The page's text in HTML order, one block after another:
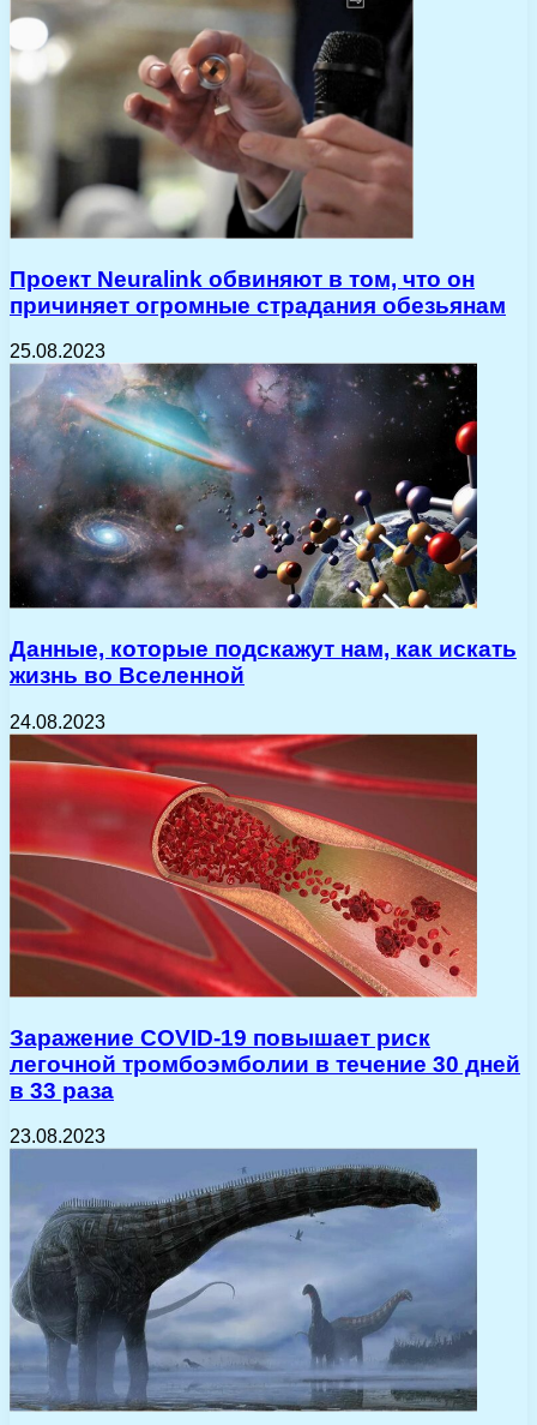
Проект Neuralink обвиняют в том, что он
причиняет огромные страдания обезьянам
25.08.2023
Данные, которые подскажут нам, как искать
жизнь во Вселенной
24.08.2023
Заражение COVID-19 повышает риск
легочной тромбоэмболии в течение 30 дней
в 33 раза
23.08.2023